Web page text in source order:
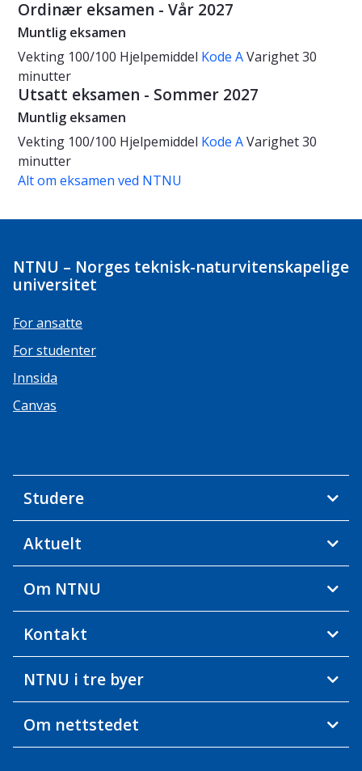
Ordinær eksamen - Vår 2027
Muntlig eksamen
Vekting 100/100 Hjelpemiddel Kode AVarighet30
minutter
Utsatt eksamen - Sommer 2027
Muntlig eksamen
Vekting 100/100 Hjelpemiddel Kode AVarighet30
minutter
Alt om eksamen ved NTNU
NTNU – Norges teknisk-naturvitenskapelige
universitet
For ansatte
For studenter
Innsida
Canvas
Studere
Aktuelt
Om NTNU
Kontakt
NTNU i tre byer
Om nettstedet